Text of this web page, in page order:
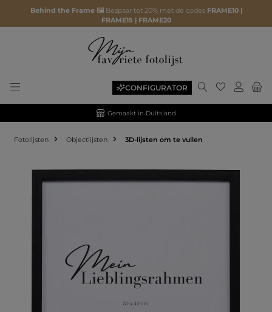
Behind the Frame 🖼️ Bespaar tot 20% met de codes FRAME10 |
FRAME15 | FRAME20
CONFIGURATOR
Gemaakt in Duitsland
Fotolijsten Objectlijsten 3D-lijsten om te vullen